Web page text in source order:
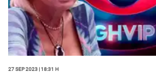
27 Sep 2023 | 18:31 h